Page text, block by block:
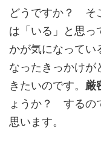
どうですか？ そ
は「いる」と思っ
かが気になって
なったきっかけが
きたいのです。 厳
ょうか？ するの
思います。